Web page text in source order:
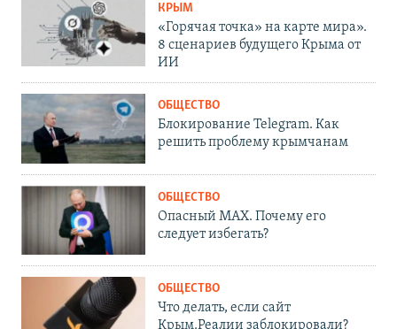
КРЫМ
«Горячая точка» на карте мира».
8 сценариев будущего Крыма от
ИИ
ОБЩЕСТВО
Блокирование Telegram. Как
решить проблему крымчанам
ОБЩЕСТВО
Опасный MAX. Почему его
следует избегать?
ОБЩЕСТВО
Что делать, если сайт
Крым.Реалии заблокировали?